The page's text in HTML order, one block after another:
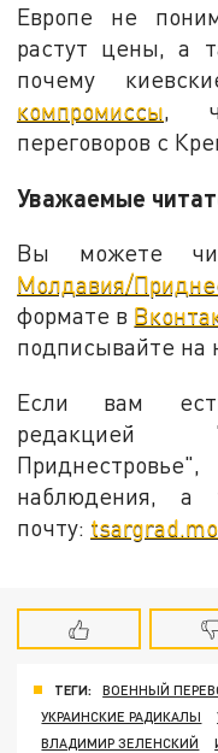
Европе не
растут цены, а
почему
компромиссы,
переговоров с
Уважаемые
Вы можете
Молдавия/
формате в
подписывайте на
Если вам
редакцией
наблюдения, а
почту:
ТЕГИ: ВОЕННЫЙ
УКРАИНСКИЕ РАДИКАЛЫ
ВЛАДИМИР ЗЕЛЕНСКИЙ